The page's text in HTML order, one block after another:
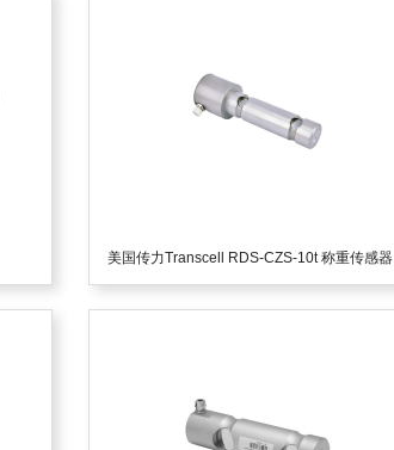
美国传力Transcell RDS-CZS-10t 称重传感器